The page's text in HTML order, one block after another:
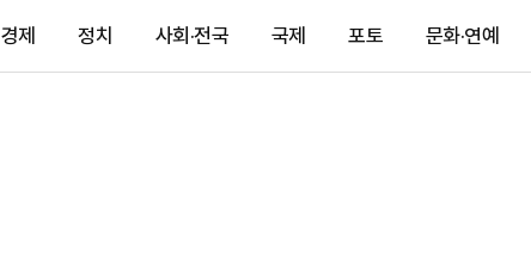
경제 정치 사회·전국 국제 포토 문화·연예